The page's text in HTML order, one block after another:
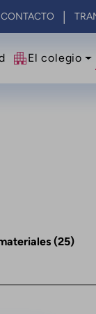
your language
CONTACTO
El colegio
(25)